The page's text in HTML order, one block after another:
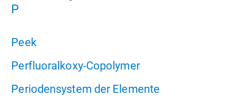
P
Peek
Perfluoralkoxy-Copolymer
Periodensystem der Elemente